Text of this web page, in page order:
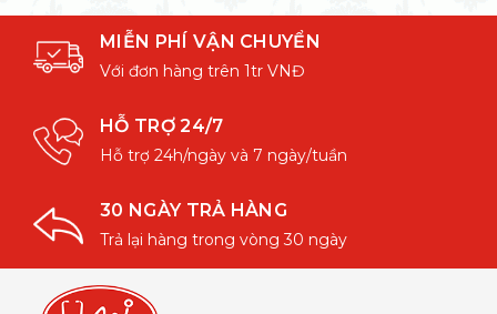
MIỄN PHÍ VẬN CHUYỂN
Với đơn hàng trên 1tr VNĐ
HỖ TRỢ 24/7
Hỗ trợ 24h/ngày và 7 ngày/tuần
30 NGÀY TRẢ HÀNG
Trả lại hàng trong vòng 30 ngày